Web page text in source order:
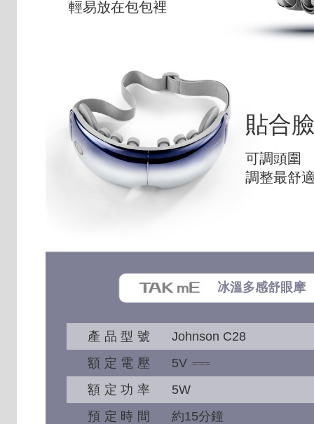
輕易放在包包裡
貼合
可調頭圍
調整最舒
冰溫多感舒眼摩
產品型號
Johnson C28
額定電壓
5V
額定功率
5W
預定時間
約15分鐘